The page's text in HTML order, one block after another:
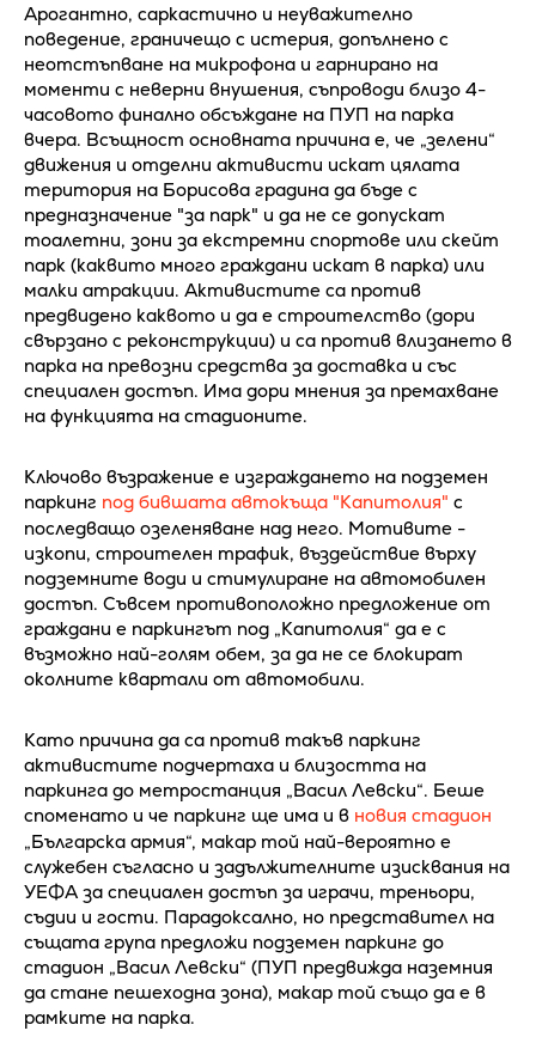
Арогантно, саркастично и неуважително
поведение, граничещо с истерия, допълнено с
неотстъпване на микрофона и гарнирано на
моменти с неверни внушения, съпроводи близо 4-
часовото финално обсъждане на ПУП на парка
вчера. Всъщност основната причина е, че „зелени“
движения и отделни активисти искат цялата
територия на Борисова градина да бъде с
предназначение "за парк" и да не се допускат
тоалетни, зони за екстремни спортове или скейт
парк (каквито много граждани искат в парка) или
малки атракции. Активистите са против
предвидено каквото и да е строителство (дори
свързано с реконструкции) и са против влизането в
парка на превозни средства за доставка и със
специален достъп. Има дори мнения за премахване
на функцията на стадионите.
Ключово възражение е изграждането на подземен
паркинг под бившата автокъща "Капитолия" с
последващо озеленяване над него. Мотивите -
изкопи, строителен трафик, въздействие върху
подземните води и стимулиране на автомобилен
достъп. Съвсем противоположно предложение от
граждани е паркингът под „Капитолия“ да е с
възможно най-голям обем, за да не се блокират
околните квартали от автомобили.
Като причина да са против такъв паркинг
активистите подчертаха и близостта на
паркинга до метростанция „Васил Левски“. Беше
споменато и че паркинг ще има и в новия стадион
„Българска армия“, макар той най-вероятно е
служебен съгласно и задължителните изисквания на
УЕФА за специален достъп за играчи, треньори,
съдии и гости. Парадоксално, но представител на
същата група предложи подземен паркинг до
стадион „Васил Левски“ (ПУП предвижда наземния
да стане пешеходна зона), макар той също да е в
рамките на парка.